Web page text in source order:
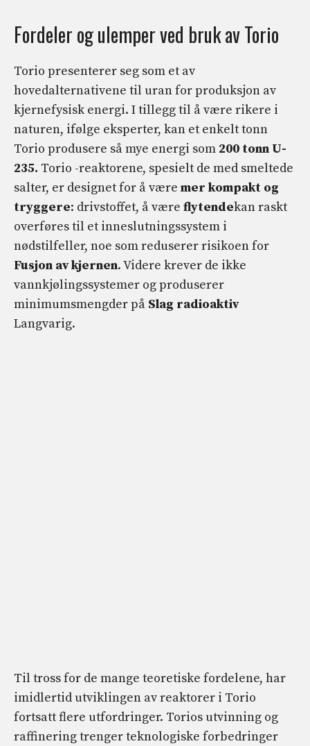
Fordeler og ulemper ved bruk av Torio
Torio presenterer seg som et av
hovedalternativene til uran for produksjon av
kjernefysisk energi. I tillegg til å være rikere i
naturen, ifølge eksperter, kan et enkelt tonn
Torio produsere så mye energi som 200 tonn U-
235. Torio -reaktorene, spesielt de med smeltede
salter, er designet for å være mer kompakt og
tryggere: drivstoffet, å være flytendekan raskt
overføres til et inneslutningssystem i
nødstilfeller, noe som reduserer risikoen for
Fusjon av kjernen. Videre krever de ikke
vannkjølingssystemer og produserer
minimumsmengder på Slag radioaktiv
Langvarig.
Til tross for de mange teoretiske fordelene, har
imidlertid utviklingen av reaktorer i Torio
fortsatt flere utfordringer. Torios utvinning og
raffinering trenger teknologiske forbedringer